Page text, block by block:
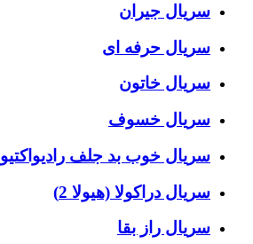
سریال جیران
سریال حرفه ای
سریال خاتون
سریال خسوف
سریال خوب بد جلف رادیواکتیو
سریال دراکولا (هیولا 2)
سریال راز بقا